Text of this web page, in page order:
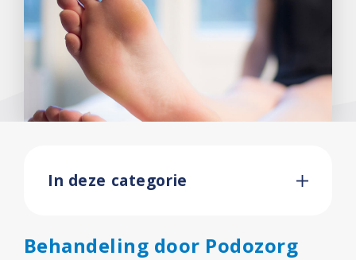
In deze categorie
Behandeling door Podozorg